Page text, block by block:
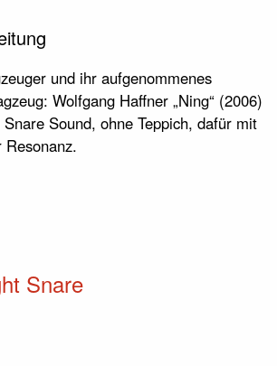
und ihr aufgenommenes
Wolfgang Haffner „Ning“ (2006)
Sound, ohne Teppich, dafür mit
Snare